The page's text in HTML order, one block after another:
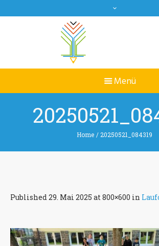
Home / 20250521_084319
Published29. Mai 2025 at 800×600 in